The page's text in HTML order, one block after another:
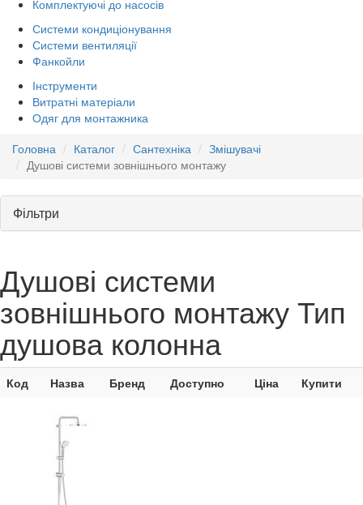
Комплектуючі до насосів
Системи кондиціонування
Системи вентиляції
Фанкойли
Інструменти
Витратні матеріали
Одяг для монтажника
Головна
Каталог Сантехніка
Змішувачі
Душові системи зовнішнього монтажу
Фільтри
Душові системи
зовнішнього монтажу Тип
душова колонна
Код Назва Бренд Доступно Ціна Купити